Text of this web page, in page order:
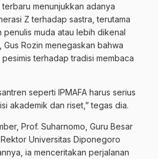
menunjukkan adanya
Z terhadap sastra, terutama
muda atau lebih dikenal
Gus Rozin menegaskan bahwa
terhadap tradisi membaca
seperti IPMAFA harus serius
akademik dan riset,” tegas dia.
Prof. Suharnomo, Guru Besar
Universitas Diponegoro
ia menceritakan perjalanan